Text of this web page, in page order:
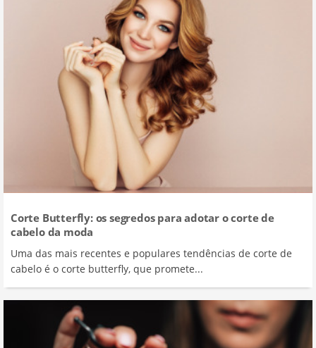
Corte Butterfly: os segredos para adotar o corte de
cabelo da moda
Uma das mais recentes e populares tendências de corte de
cabelo é o corte butterfly, que promete...